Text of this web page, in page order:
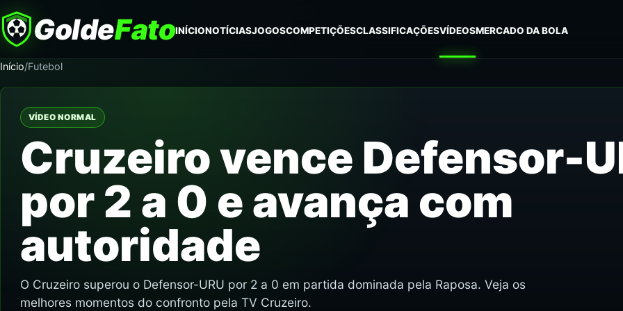
GoldeFatoINÍCIONOTÍCIASJOGOSCOMPETIÇÕESCLASSIFICAÇÕESVÍDEOSMERCADO DA BOLA
Início/Futebol
VÍDEO NORMAL
Cruzeiro vence Defensor-
por 2 a 0 e avança com
autoridade
O Cruzeiro superou o Defensor-URU por 2 a 0 em partida dominada pela Raposa. Veja os
melhores momentos do confronto pela TV Cruzeiro.